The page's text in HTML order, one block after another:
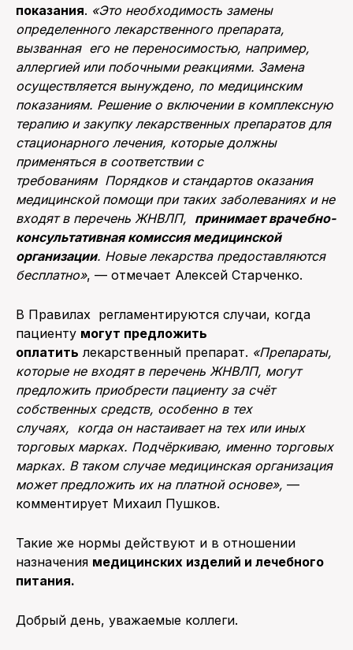
показания. «Это необходимость замены
определенного лекарственного препарата,
вызванная его не переносимостью, например,
аллергией или побочными реакциями. Замена
осуществляется вынуждено, по медицинским
показаниям. Решение о включении в комплексную
терапию и закупку лекарственных препаратов для
стационарного лечения, которые должны
применяться в соответствии с
требованиям Порядков и стандартов оказания
медицинской помощи при таких заболеваниях и не
входят в перечень ЖНВЛП, принимает врачебно-
консультативная комиссия медицинской
организации. Новые лекарства предоставляются
бесплатно», — отмечает Алексей Старченко.
В Правилах регламентируются случаи, когда
пациенту могут предложить
оплатить лекарственный препарат. «Препараты,
которые не входят в перечень ЖНВЛП, могут
предложить приобрести пациенту за счёт
собственных средств, особенно в тех
случаях, когда он настаивает на тех или иных
торговых марках. Подчёркиваю, именно торговых
марках. В таком случае медицинская организация
может предложить их на платной основе», —
комментирует Михаил Пушков.
Такие же нормы действуют и в отношении
назначения медицинских изделий и лечебного
питания.
Добрый день, уважаемые коллеги.